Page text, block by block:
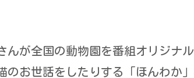
んが全国の動物園を番組オリジナル
お世話をしたりする「ほんわか」